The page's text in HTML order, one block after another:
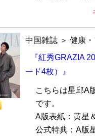
中国雑誌 ＞ 健康
『紅秀GRAZIA
ード4枚）』
こちらは星邱A
です。
A版表紙：黄星
公式特典：A版